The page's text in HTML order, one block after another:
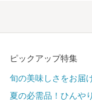
ピックアップ特集
旬の美味しさをお届
夏の必需品！ひんや